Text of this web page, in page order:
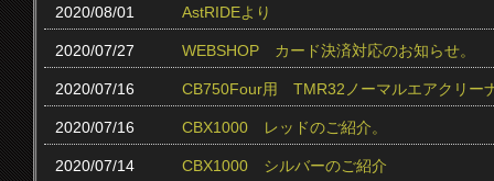
2020/08/01 AstRIDEより
2020/07/27 WEBSHOP カード決済対応のお知らせ。
2020/07/16 CB750Four用 TMR32ノーマルエアクリー
2020/07/16 CBX1000 レッドのご紹介。
2020/07/14 CBX1000 シルバーのご紹介